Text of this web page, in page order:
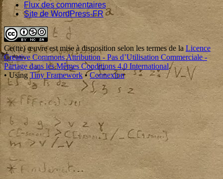
Flux des commentaires
Site de WordPress-FR
Footer
Content
Ce(tte)œuvreest mise à disposition selon les termes de la Licence
Creative Commons Attribution - Pas d’Utilisation Commerciale -
Partage dans les Mêmes Conditions 4.0 International.
• Using Tiny Framework • Connexion